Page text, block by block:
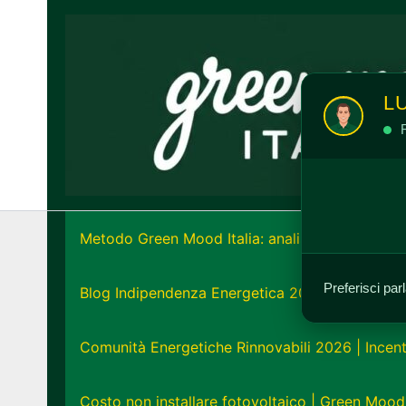
Preferisci
Metodo Green Mood Italia: analisi e strategia
Blog Indipendenza Energetica 2026: Unisciti
Comunità Energetiche Rinnovabili 2026 |
Costo non installare fotovoltaico | Green